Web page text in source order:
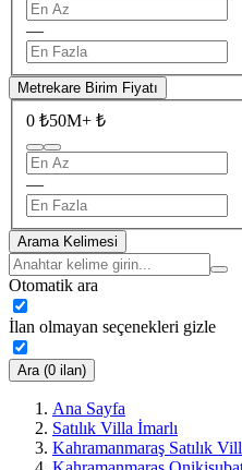
—
Metrekare Birim Fiyatı
0 ₺50M+ ₺
—
Arama Kelimesi
Otomatik ara
İlan olmayan seçenekleri gizle
Ara (0 ilan)
Ana Sayfa
Satılık Villa İmarlı
Kahramanmaraş Satılık